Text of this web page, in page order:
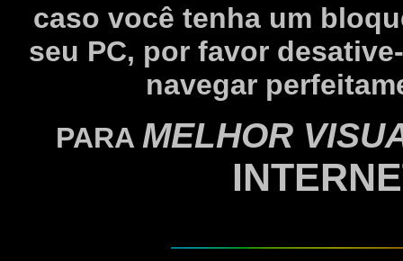
caso você tenha um
seu PC, por favor
navegar
PARA MELHOR